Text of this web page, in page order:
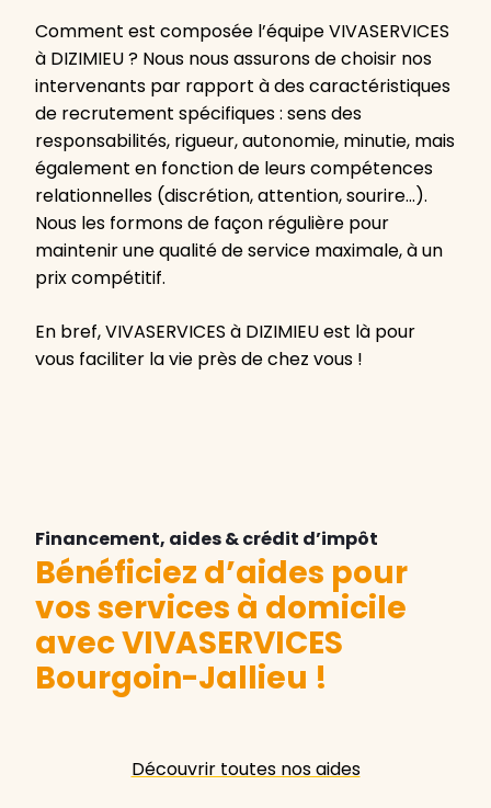
Comment est composée l’équipe VIVASERVICES
à DIZIMIEU ? Nous nous assurons de choisir nos
intervenants par rapport à des caractéristiques
de recrutement spécifiques : sens des
responsabilités, rigueur, autonomie, minutie, mais
également en fonction de leurs compétences
relationnelles (discrétion, attention, sourire…).
Nous les formons de façon régulière pour
maintenir une qualité de service maximale, à un
prix compétitif.
En bref, VIVASERVICES à DIZIMIEU est là pour
vous faciliter la vie près de chez vous !
Financement, aides & crédit d’impôt
Bénéficiez d’aides pour
vos services à domicile
avec VIVASERVICES
Bourgoin-Jallieu !
Découvrir toutes nos aides